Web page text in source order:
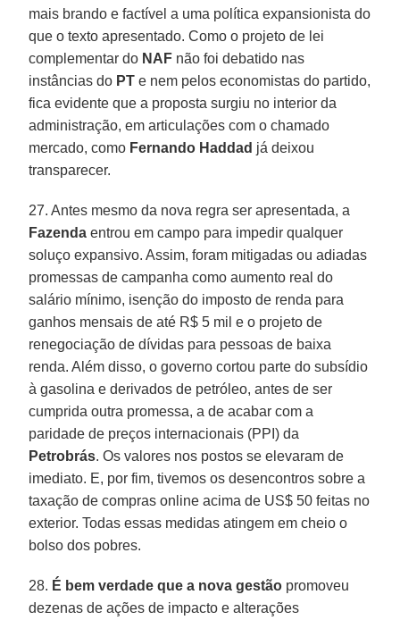
mais brando e factível a uma política expansionista do
que o texto apresentado. Como o projeto de lei
complementar do NAF não foi debatido nas
instâncias do PT e nem pelos economistas do partido,
fica evidente que a proposta surgiu no interior da
administração, em articulações com o chamado
mercado, como Fernando Haddad já deixou
transparecer.
27. Antes mesmo da nova regra ser apresentada, a
Fazenda entrou em campo para impedir qualquer
soluço expansivo. Assim, foram mitigadas ou adiadas
promessas de campanha como aumento real do
salário mínimo, isenção do imposto de renda para
ganhos mensais de até R$ 5 mil e o projeto de
renegociação de dívidas para pessoas de baixa
renda. Além disso, o governo cortou parte do subsídio
à gasolina e derivados de petróleo, antes de ser
cumprida outra promessa, a de acabar com a
paridade de preços internacionais (PPI) da
Petrobrás. Os valores nos postos se elevaram de
imediato. E, por fim, tivemos os desencontros sobre a
taxação de compras online acima de US$ 50 feitas no
exterior. Todas essas medidas atingem em cheio o
bolso dos pobres.
28. É bem verdade que a nova gestão promoveu
dezenas de ações de impacto e alterações